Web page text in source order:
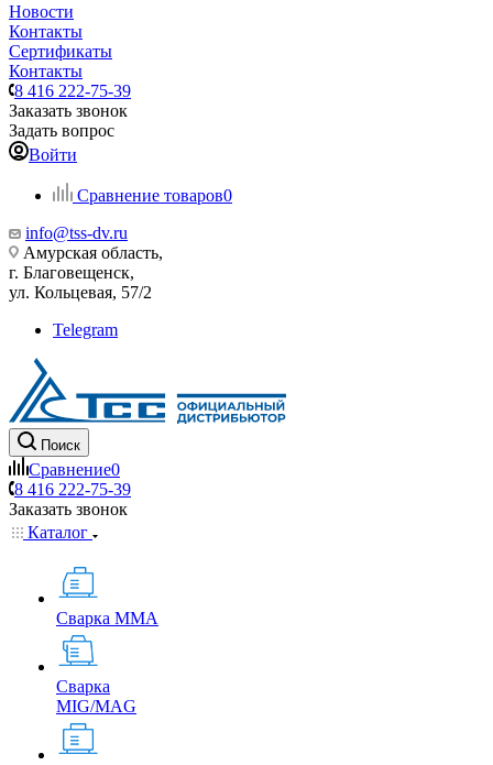
Новости
Контакты
Сертификаты
Контакты
8 416 222-75-39
Заказать звонок
Задать вопрос
Войти
Сравнение товаров0
info@tss-dv.ru
Амурская область,
г. Благовещенск,
ул. Кольцевая, 57/2
Telegram
Поиск
Сравнение0
8 416 222-75-39
Заказать звонок
Каталог
Сварка MMA
Сварка
MIG/MAG